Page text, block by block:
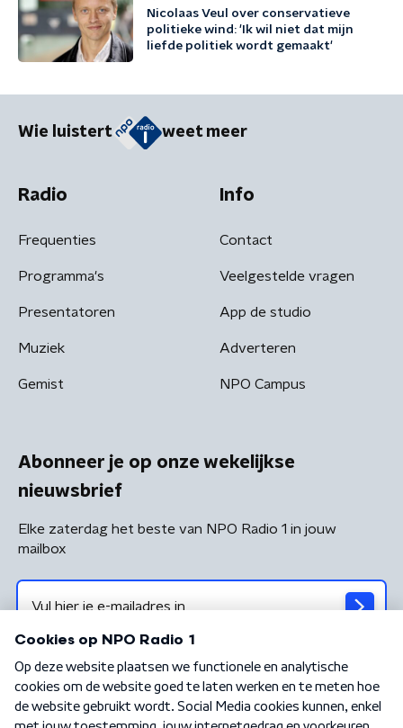
Nicolaas Veul over conservatieve
politieke wind: 'Ik wil niet dat mijn
liefde politiek wordt gemaakt'
Wie luistert weet meer
Radio
Frequenties
Programma's
Presentatoren
Muziek
Gemist
Info
Contact
Veelgestelde vragen
App de studio
Adverteren
NPO Campus
Abonneer je op onze wekelijkse
nieuwsbrief
Elke zaterdag het beste van NPO Radio 1 in jouw
mailbox
Algemene voorwaarden